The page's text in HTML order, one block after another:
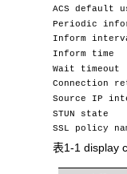
ACS
Wait
Source
STUN
SSL
表1-1 display